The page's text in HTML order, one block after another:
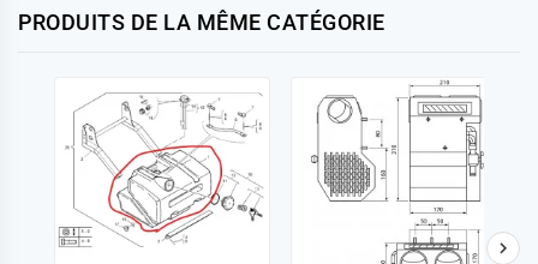
PRODUITS DE LA MÊME CATÉGORIE
